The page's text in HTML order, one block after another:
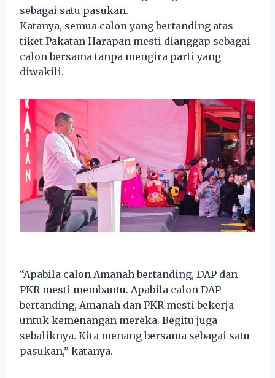
sebagai satu pasukan.
Katanya, semua calon yang bertanding atas
tiket Pakatan Harapan mesti dianggap sebagai
calon bersama tanpa mengira parti yang
diwakili.
“Apabila calon Amanah bertanding, DAP dan
PKR mesti membantu. Apabila calon DAP
bertanding, Amanah dan PKR mesti bekerja
untuk kemenangan mereka. Begitu juga
sebaliknya. Kita menang bersama sebagai satu
pasukan,” katanya.